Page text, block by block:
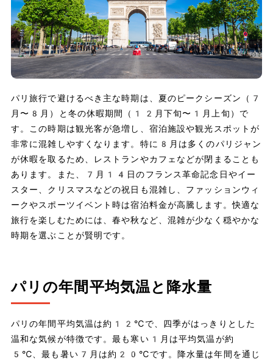
パリ旅行で避けるべき主な時期は、夏のピークシーズン（7
月〜8月）と冬の休暇期間（12月下旬〜1月上旬）で
す。この時期は観光客が急増し、宿泊施設や観光スポットが
非常に混雑しやすくなります。特に8月は多くのパリジャン
が休暇を取るため、レストランやカフェなどが閉まることも
あります。また、7月14日のフランス革命記念日やイー
スター、クリスマスなどの祝日も混雑し、ファッションウィ
ークやスポーツイベント時は宿泊料金が高騰します。快適な
旅行を楽しむためには、春や秋など、混雑が少なく穏やかな
時期を選ぶことが賢明です。
パリの年間平均気温と降水量
パリの年間平均気温は約12℃で、四季がはっきりとした
温和な気候が特徴です。最も寒い1月は平均気温が約
5℃、最も暑い7月は約20℃です。降水量は年間を通じ